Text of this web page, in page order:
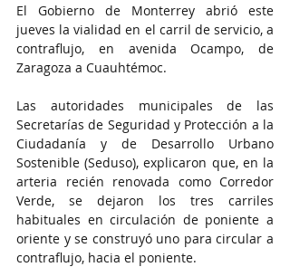
El Gobierno de Monterrey abrió este
jueves la vialidad en el carril de servicio, a
contraflujo, en avenida Ocampo, de
Zaragoza a Cuauhtémoc.
Las autoridades municipales de las
Secretarías de Seguridad y Protección a la
Ciudadanía y de Desarrollo Urbano
Sostenible (Seduso), explicaron que, en la
arteria recién renovada como Corredor
Verde, se dejaron los tres carriles
habituales en circulación de poniente a
oriente y se construyó uno para circular a
contraflujo, hacia el poniente.